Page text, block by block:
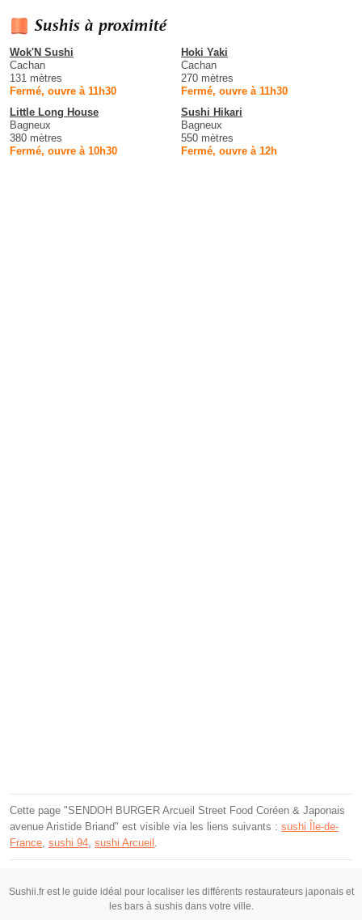
Sushis à proximité
Wok'N Sushi
Cachan
131 mètres
Fermé, ouvre à 11h30
Hoki Yaki
Cachan
270 mètres
Fermé, ouvre à 11h30
Little Long House
Bagneux
380 mètres
Fermé, ouvre à 10h30
Sushi Hikari
Bagneux
550 mètres
Fermé, ouvre à 12h
Cette page "SENDOH BURGER Arcueil Street Food Coréen & Japonais
avenue Aristide Briand" est visible via les liens suivants : sushi Île-de-
France sushi 94 sushi Arcueil
Sushii.fr est le guide idéal pour localiser les différents restaurateurs japonais et
les bars à sushis dans votre ville.